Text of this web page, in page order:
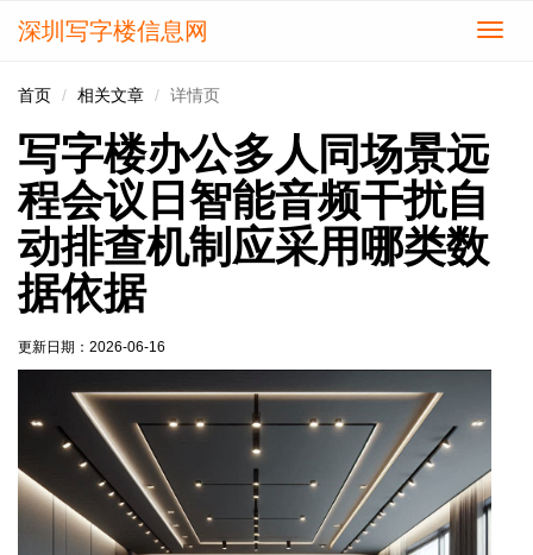
切
深圳写字楼信息网
首页 相关文章 详情页
写字楼办公多人同场景远
程会议日智能音频干扰自
动排查机制应采用哪类数
据依据
更新日期： 2026-06-16